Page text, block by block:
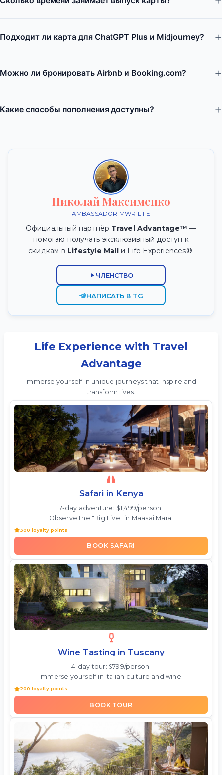
Подходит ли карта для ChatGPT Plus и Midjourney?
Можно ли бронировать Airbnb и Booking.com?
Какие способы пополнения доступны?
Николай Максименко
AMBASSADOR MWR LIFE
Официальный партнёр Travel Advantage™ —
помогаю получать эксклюзивный доступ к
скидкам в Lifestyle Mall и Life Experiences®.
ЧЛЕНСТВО
НАПИСАТЬ В TG
Life Experience with Travel
Advantage
Immerse yourself in unique journeys that inspire and
transform lives.
Safari in Kenya
7-day adventure: $1,499/person.
Observe the "Big Five" in Maasai Mara.
300 loyalty points
BOOK SAFARI
Wine Tasting in Tuscany
4-day tour: $799/person.
Immerse yourself in Italian culture and wine.
200 loyalty points
BOOK TOUR